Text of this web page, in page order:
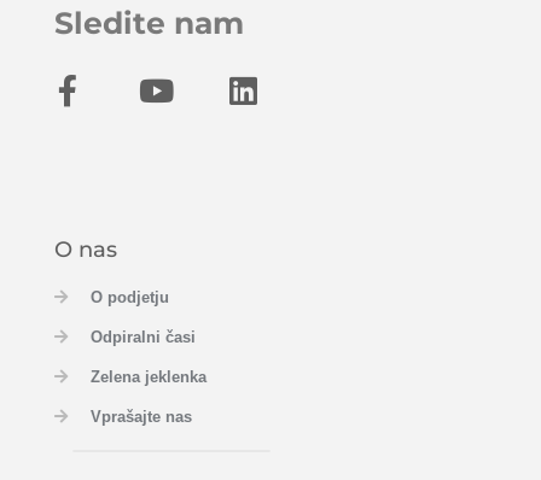
Sledite nam
O nas
O podjetju
Odpiralni časi
Zelena jeklenka
Vprašajte nas